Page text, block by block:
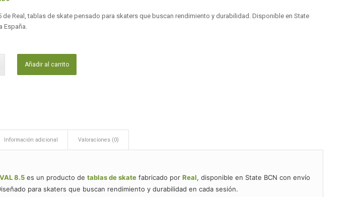
de Real, tablas de skate pensado para skaters que buscan rendimiento y durabilidad. Disponible en State
España.
Añadir al carrito
Información adicional Valoraciones (0)
8.5 es un producto detablas de skate fabricado porReal, disponible en State BCN con envío
para skaters que buscan rendimiento y durabilidad en cada sesión.